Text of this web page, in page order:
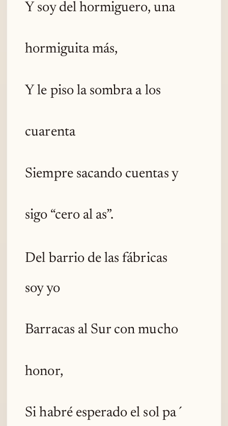
Y soy del hormiguero, una
hormiguita más,
Y le piso la sombra a los
cuarenta
Siempre sacando cuentas y
sigo “cero al as”.
Del barrio de las fábricas
soy yo
Barracas al Sur con mucho
honor,
Si habré esperado el sol pa´